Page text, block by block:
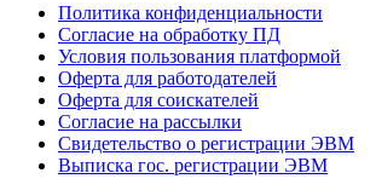
Политика конфиденциальности
Согласие на обработку ПД
Условия пользования платформой
Оферта для работодателей
Оферта для соискателей
Согласие на рассылки
Свидетельство о регистрации ЭВМ
Выписка гос. регистрации ЭВМ